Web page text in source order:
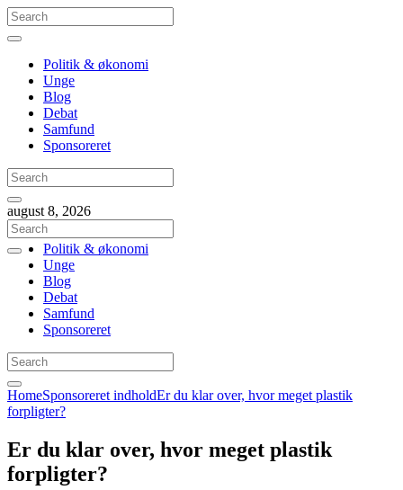
Politik & økonomi
Unge
Blog
Debat
Samfund
Sponsoreret
august 8, 2026
Politik & økonomi
Unge
Blog
Debat
Samfund
Sponsoreret
HomeSponsoreret indholdEr du klar over, hvor meget plastik
forpligter?
Er du klar over, hvor meget plastik
forpligter?